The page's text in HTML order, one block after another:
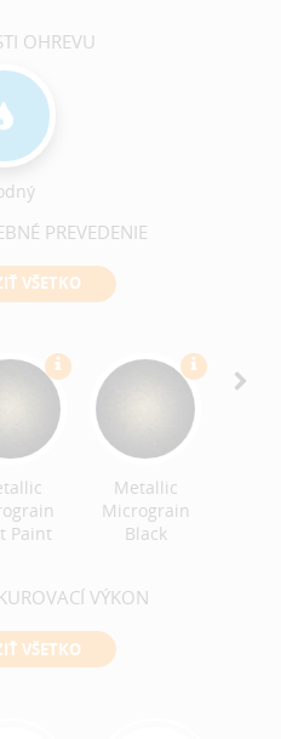
OHREVU
PREVEDENIE
VŠETKO
Paint
Metallic
Micrograin
Black
VÝKON
VŠETKO